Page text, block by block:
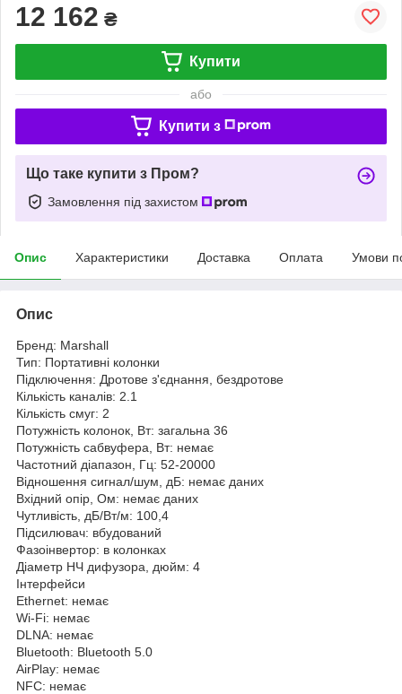
12 162 ₴
Купити
або
Купити з
Що таке купити з Пром?
Замовлення під захистом
Опис Характеристики Доставка Оплата Умови
Опис
Бренд: Marshall
Тип: Портативні колонки
Підключення: Дротове з'єднання, бездротове
Кількість каналів: 2.1
Кількість смуг: 2
Потужність колонок, Вт: загальна 36
Потужність сабвуфера, Вт: немає
Частотний діапазон, Гц: 52-20000
Відношення сигнал/шум, дБ: немає даних
Вхідний опір, Ом: немає даних
Чутливість, дБ/Вт/м: 100,4
Підсилювач: вбудований
Фазоінвертор: в колонках
Діаметр НЧ дифузора, дюйм: 4
Інтерфейси
Ethernet: немає
Wi-Fi: немає
DLNA: немає
Bluetooth: Bluetooth 5.0
AirPlay: немає
NFC: немає